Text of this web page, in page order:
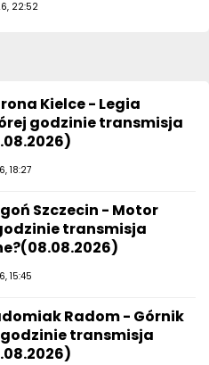
22:52
Kielce - Legia
godzinie transmisja
18:27
Szczecin - Motor
transmisja
15:45
Radom - Górnik
godzinie transmisja